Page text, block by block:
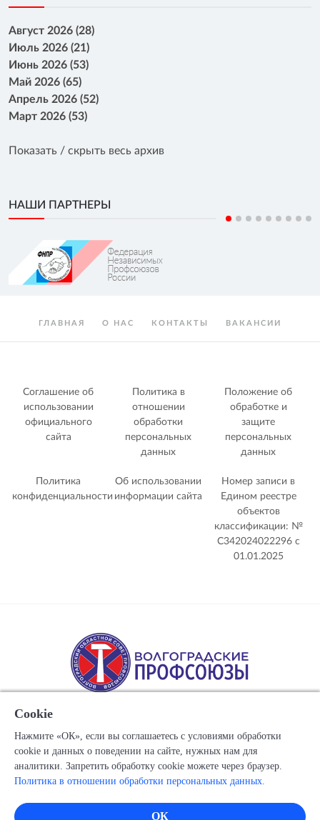
Август 2026 (28)
Июль 2026 (21)
Июнь 2026 (53)
Май 2026 (65)
Апрель 2026 (52)
Март 2026 (53)
Показать / скрыть весь архив
НАШИ ПАРТНЕРЫ
ГЛАВНАЯ О НАС КОНТАКТЫ ВАКАНСИИ
Соглашение об
использовании
официального
сайта
Политика в
отношении
обработки
персональных
данных
Положение об
обработке и
защите
персональных
данных
Политика
конфиденциальности
Об использовании
информации сайта
Номер записи в
Едином реестре
объектов
классификации: №
С342024022296 c
01.01.2025
Copyright © 1917-2025 Союз организаций профсоюзов
"Волгоградский областной Совет профессиональных
Все права защищены.
Cookie
Нажмите «ОК», если вы соглашаетесь с условиями обработки
cookie и данных о поведении на сайте, нужных нам для
аналитики. Запретить обработку cookie можете через браузер.
Политика в отношении обработки персональных данных.
ОК